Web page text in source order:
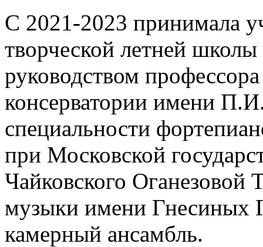
С 2021-2023 принимала
творческой летней
руководством
консерватории имени
специальности
при Московской
Чайковского Оганезовой
музыки имени Гнесиных
камерный ансамбль.